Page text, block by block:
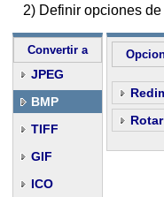
2) Definir opciones
Convertir a
JPEG
BMP
TIFF
GIF
ICO
Rotar